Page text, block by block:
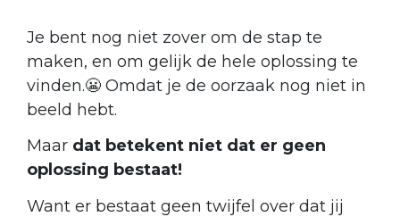
Je bent nog niet zover om de stap te
maken, en om gelijk de hele oplossing te
vinden.😬 Omdat je de oorzaak nog niet in
beeld hebt.
Maar d at betekent niet dat er geen
oplossing bestaat!
Want er bestaat geen twijfel over dat jij